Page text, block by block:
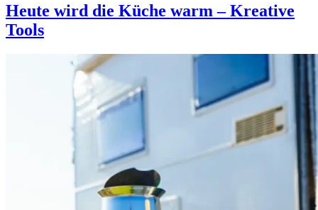
Heute wird die Küche warm – Kreative
Tools